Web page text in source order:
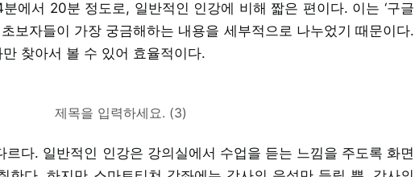
에서 20분 정도로, 일반적인 인강에 비해 짧은 편이다. 이는 ‘구글
초보자들이 가장 궁금해하는 내용을 세부적으로 나누었기 때문이다.
찾아서 볼 수 있어 효율적이다.
제목을 입력하세요. (3)
르다. 일반적인 인강은 강의실에서 수업을 듣는 느낌을 주도록 화면